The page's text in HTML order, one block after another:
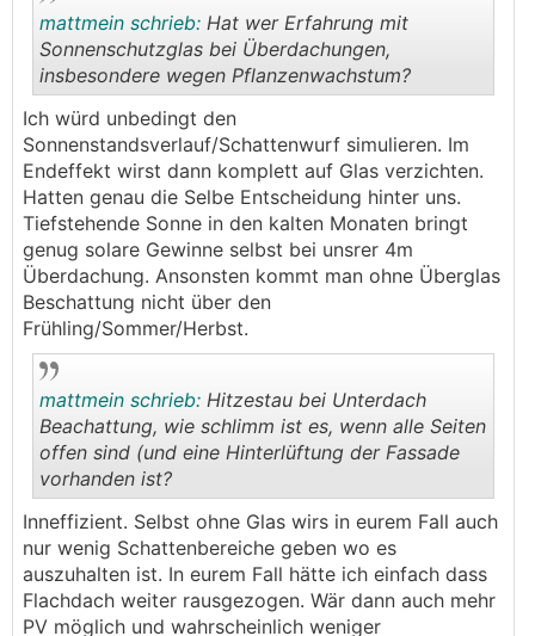
mattmein schrieb: Hat wer Erfahrung mit
Sonnenschutzglas bei Überdachungen,
insbesondere wegen Pflanzenwachstum?
Ich würd unbedingt den
Sonnenstandsverlauf/Schattenwurf simulieren. Im
Endeffekt wirst dann komplett auf Glas verzichten.
Hatten genau die Selbe Entscheidung hinter uns.
Tiefstehende Sonne in den kalten Monaten bringt
genug solare Gewinne selbst bei unsrer 4m
Überdachung. Ansonsten kommt man ohne Überglas
Beschattung nicht über den
Frühling/Sommer/Herbst.
..
mattmein schrieb: Hitzestau bei Unterdach
Beachattung, wie schlimm ist es, wenn alle Seiten
offen sind (und eine Hinterlüftung der Fassade
vorhanden ist?
Inneffizient. Selbst ohne Glas wirs in eurem Fall auch
nur wenig Schattenbereiche geben wo es
auszuhalten ist. In eurem Fall hätte ich einfach dass
Flachdach weiter rausgezogen. Wär dann auch mehr
PV möglich und wahrscheinlich weniger